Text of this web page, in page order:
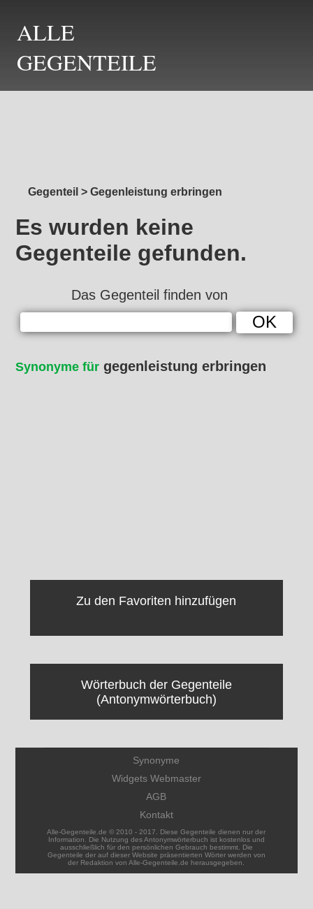
ALLE
GEGENTEILE
Gegenteil > Gegenleistung erbringen
Es wurden keine
Gegenteile gefunden.
Das Gegenteil finden von
Synonyme für gegenleistung erbringen
Zu den Favoriten hinzufügen
Wörterbuch der Gegenteile
(Antonymwörterbuch)
Synonyme
Widgets Webmaster
AGB
Kontakt
Alle-Gegenteile.de © 2010 - 2017. Diese Gegenteile dienen nur der
Information. Die Nutzung des Antonymwörterbuch ist kostenlos und
ausschließlich für den persönlichen Gebrauch bestimmt. Die
Gegenteile der auf dieser Website präsentierten Wörter werden von
der Redaktion von Alle-Gegenteile.de herausgegeben.